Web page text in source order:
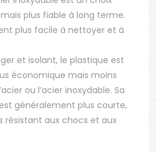
plus fiable à long terme.
plus facile à nettoyer et à
et isolant, le plastique est
économique mais moins
ou l’acier inoxydable. Sa
généralement plus courte,
résistant aux chocs et aux